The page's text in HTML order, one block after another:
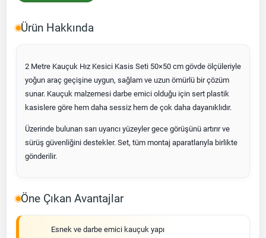
Ürün Hakkında
2 Metre Kauçuk Hız Kesici Kasis Seti 50×50 cm gövde ölçüleriyle
yoğun araç geçişine uygun, sağlam ve uzun ömürlü bir çözüm
sunar. Kauçuk malzemesi darbe emici olduğu için sert plastik
kasislere göre hem daha sessiz hem de çok daha dayanıklıdır.
Üzerinde bulunan sarı uyarıcı yüzeyler gece görüşünü artırır ve
sürüş güvenliğini destekler. Set, tüm montaj aparatlarıyla birlikte
gönderilir.
Öne Çıkan Avantajlar
Esnek ve darbe emici kauçuk yapı